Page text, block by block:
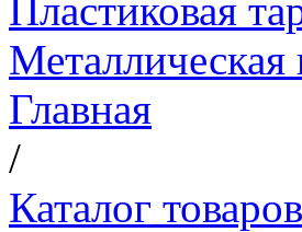
Пластиковая
Металлическая
Главная
/
Каталог товаров